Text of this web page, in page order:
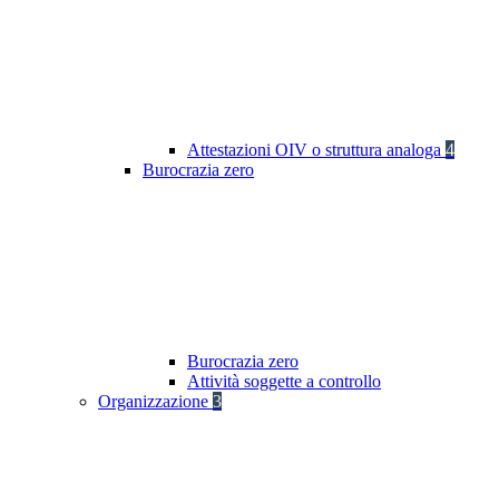
Attestazioni OIV o struttura analoga 4
Burocrazia zero
Burocrazia zero
Attività soggette a controllo
Organizzazione 3